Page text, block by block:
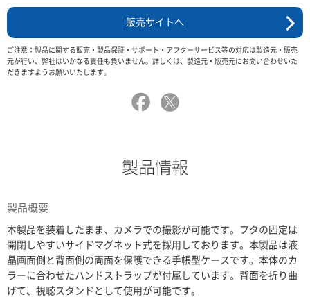
販売サイトへ
ご注意：製品に関する販売・製品保証・サポート・アフターサービス等の対応は製造元・販売
元が行い、弊社はいかなる責任も負いません。詳しくは、製造元・販売元にお問い合わせいた
だきますようお願いいたします。
製品情報
製品概要
本製品を装着したまま、カメラでの撮影が可能です。フタの固定は
開閉しやすいサイドマグネット式を採用しております。本製品は液
晶画面側と背面側の両面を保護できる手帳型ケースです。本体のカ
ラーに合わせたハンドストラップが付属しています。背面を折り曲
げて、視聴スタンドとして使用が可能です。